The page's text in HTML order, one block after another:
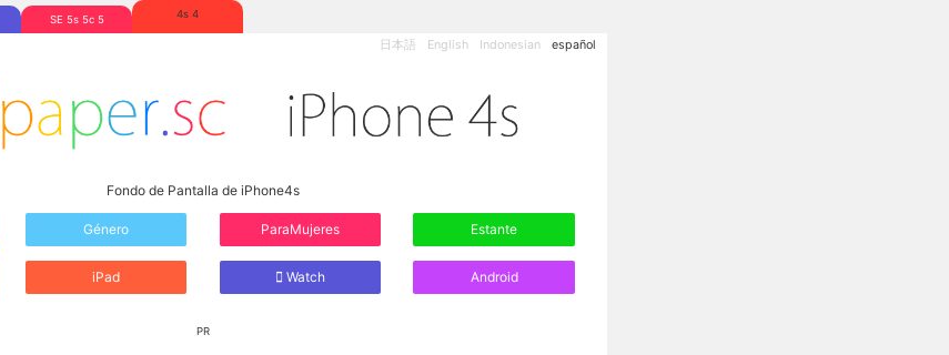
SE 5s 5c 5 4s 4
日本語 English Indonesian español
Fondo de Pantalla de iPhone4s
Género ParaMujeres Estante
iPad Watch Android
PR